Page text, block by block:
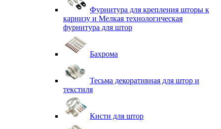
Фурнитура для крепления шторы к
карнизу и Мелкая технологическая
фурнитура для штор
Бахрома
Тесьма декоративная для штор и
текстиля
Кисти для штор